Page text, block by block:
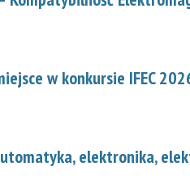
w konkursie IFEC
elektronika,